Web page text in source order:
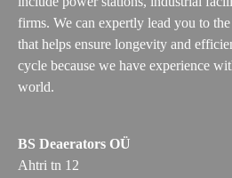
firms. We can expertly lead you to
that helps ensure longevity and
cycle because we have experience
world.
BS Deaerators OÜ
Ahtri tn 12